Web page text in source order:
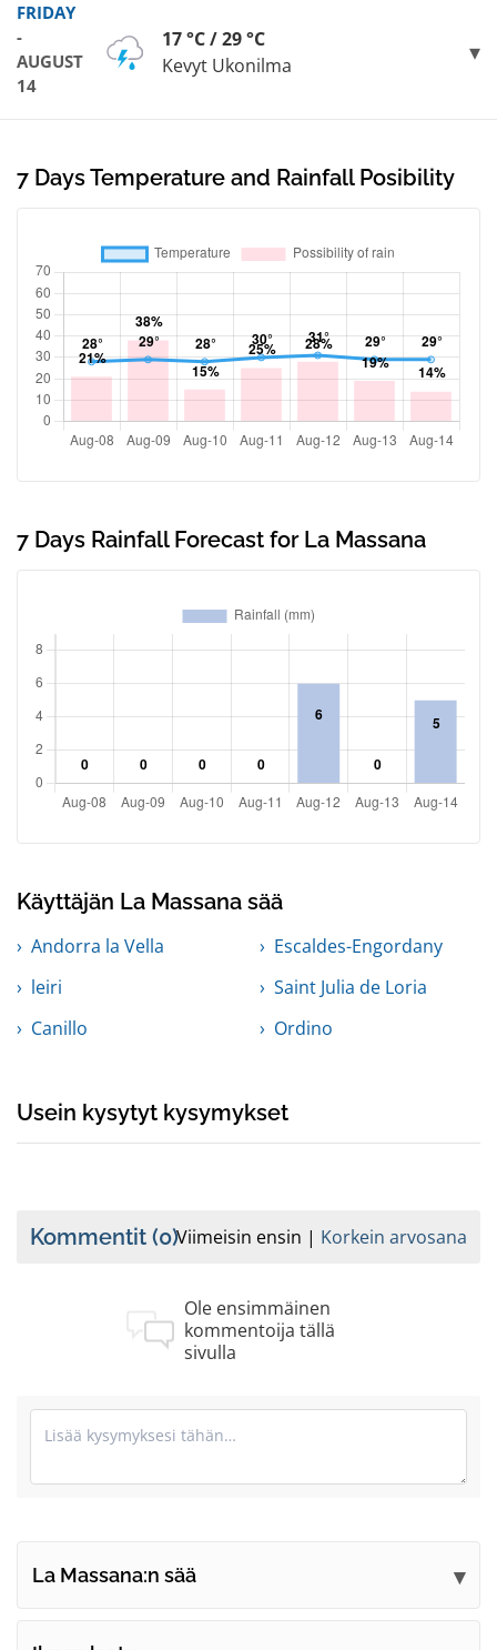
FRIDAY
-
AUGUST
14
17 °C / 29 °C
Kevyt Ukonilma
7 Days Temperature and Rainfall Posibility
7 Days Rainfall Forecast for La Massana
Käyttäjän La Massana sää
Andorra la Vella
Escaldes-Engordany
leiri
Saint Julia de Loria
Canillo
Ordino
Usein kysytyt kysymykset
Kommentit (0)Viimeisin ensin Korkein arvosana
Ole ensimmäinen
kommentoija tällä
sivulla
La Massana:n sää